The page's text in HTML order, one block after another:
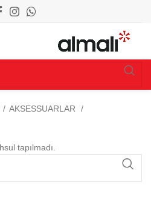
AKSESSUARLAR
tapılmadı.